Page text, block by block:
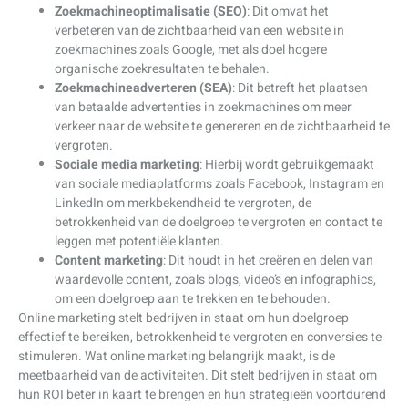
Zoekmachineoptimalisatie (SEO): Dit omvat het
verbeteren van de zichtbaarheid van een website in
zoekmachines zoals Google, met als doel hogere
organische zoekresultaten te behalen.
Zoekmachineadverteren (SEA): Dit betreft het plaatsen
van betaalde advertenties in zoekmachines om meer
verkeer naar de website te genereren en de zichtbaarheid te
vergroten.
Sociale media marketing: Hierbij wordt gebruikgemaakt
van sociale mediaplatforms zoals Facebook, Instagram en
LinkedIn om merkbekendheid te vergroten, de
betrokkenheid van de doelgroep te vergroten en contact te
leggen met potentiële klanten.
Content marketing: Dit houdt in het creëren en delen van
waardevolle content, zoals blogs, video’s en infographics,
om een doelgroep aan te trekken en te behouden.
Online marketing stelt bedrijven in staat om hun doelgroep
effectief te bereiken, betrokkenheid te vergroten en conversies te
stimuleren. Wat online marketing belangrijk maakt, is de
meetbaarheid van de activiteiten. Dit stelt bedrijven in staat om
hun ROI beter in kaart te brengen en hun strategieën voortdurend